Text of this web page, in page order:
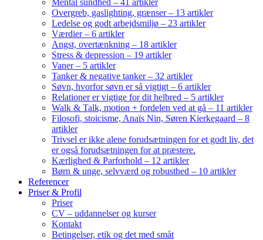
Mental sundhed – 41 artikler
Overgreb, gaslighting, grænser – 13 artikler
Ledelse og godt arbejdsmiljø – 23 artikler
Værdier – 6 artikler
Angst, overtænkning – 18 artikler
Stress & depression – 19 artikler
Vaner – 5 artikler
Tanker & negative tanker – 32 artikler
Søvn, hvorfor søvn er så vigtigt – 6 artikler
Relationer er vigtige for dit helbred – 5 artikler
Walk & Talk, motion + fordelen ved at gå – 11 artikler
Filosofi, stoicisme, Anaïs Nin, Søren Kierkegaard – 8
artikler
Trivsel er ikke alene forudsætningen for et godt liv, det
er også forudsætningen for at præstere.
Kærlighed & Parforhold – 12 artikler
Børn & unge, selvværd og robusthed – 10 artikler
Referencer
Priser & Profil
Priser
CV – uddannelser og kurser
Kontakt
Betingelser, etik og det med småt